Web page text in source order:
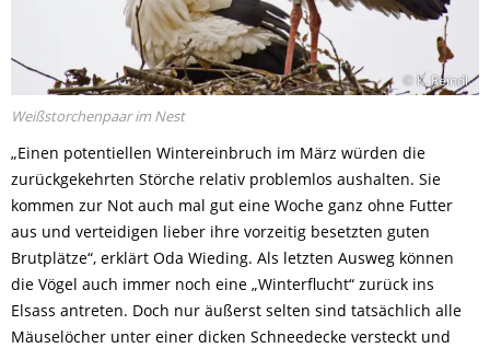
© K. Reindl
Weißstorchenpaar im Nest
„Einen potentiellen Wintereinbruch im März würden die
zurückgekehrten Störche relativ problemlos aushalten. Sie
kommen zur Not auch mal gut eine Woche ganz ohne Futter
aus und verteidigen lieber ihre vorzeitig besetzten guten
Brutplätze“, erklärt Oda Wieding. Als letzten Ausweg können
die Vögel auch immer noch eine „Winterflucht“ zurück ins
Elsass antreten. Doch nur äußerst selten sind tatsächlich alle
Mäuselöcher unter einer dicken Schneedecke versteckt und